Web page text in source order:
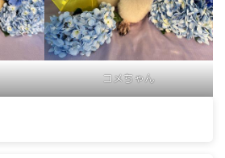
コメちゃん